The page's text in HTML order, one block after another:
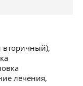
вторичный),
лечения,